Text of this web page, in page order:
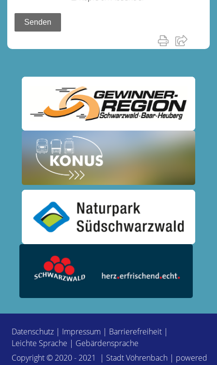
Datenschutz | Impressum | Barrierefreiheit |
Leichte Sprache | Gebärdensprache
Copyright © 2020 - 2021 | Stadt Vöhrenbach | powered